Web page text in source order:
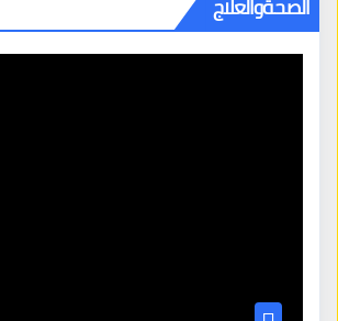
الصحةوالعلاج